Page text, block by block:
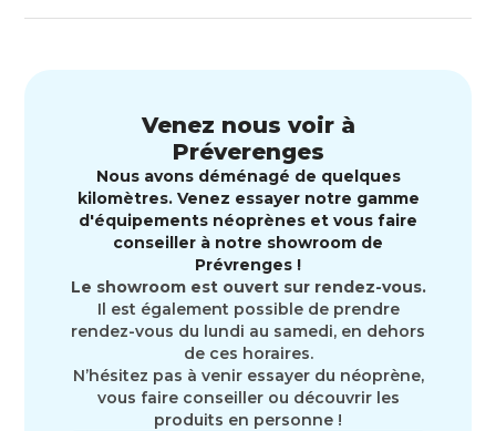
Venez nous voir à
Préverenges
Nous avons déménagé de quelques
kilomètres. Venez essayer notre gamme
d'équipements néoprènes et vous faire
conseiller à notre showroom de
Prévrenges !
Le showroom est ouvert sur rendez-vous.
Il est également possible de prendre
rendez-vous du lundi au samedi, en dehors
de ces horaires.
N’hésitez pas à venir essayer du néoprène,
vous faire conseiller ou découvrir les
produits en personne !